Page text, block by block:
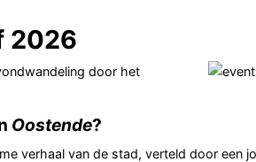
2026
door het
Oostende?
verhaal van de stad, verteld door een